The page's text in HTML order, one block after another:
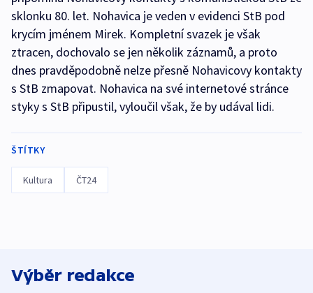
sklonku 80. let. Nohavica je veden v evidenci StB pod
krycím jménem Mirek. Kompletní svazek je však
ztracen, dochovalo se jen několik záznamů, a proto
dnes pravděpodobně nelze přesně Nohavicovy kontakty
s StB zmapovat. Nohavica na své internetové stránce
styky s StB připustil, vyloučil však, že by udával lidi.
ŠTÍTKY
Kultura ČT24
Výběr redakce